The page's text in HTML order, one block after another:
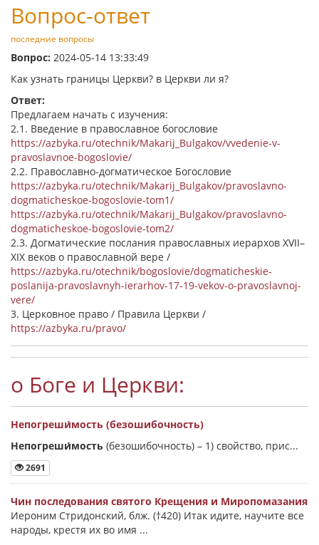
Вопрос-ответ
последние вопросы
Вопрос: 2024-05-14 13:33:49
Как узнать границы Церкви? в Церкви ли я?
Ответ:
Предлагаем начать с изучения:
2.1. Введение в православное богословие
https://azbyka.ru/otechnik/Makarij_Bulgakov/vvedenie-v-
pravoslavnoe-bogoslovie/
2.2. Православно-догматическое Богословие
https://azbyka.ru/otechnik/Makarij_Bulgakov/pravoslavno-
dogmaticheskoe-bogoslovie-tom1/
https://azbyka.ru/otechnik/Makarij_Bulgakov/pravoslavno-
dogmaticheskoe-bogoslovie-tom2/
2.3. Догматические послания православных иерархов XVII–
XIX веков о православной вере /
https://azbyka.ru/otechnik/bogoslovie/dogmaticheskie-
poslanija-pravoslavnyh-ierarhov-17-19-vekov-o-pravoslavnoj-
vere/
3. Церковное право / Правила Церкви /
https://azbyka.ru/pravo/
о Боге и Церкви:
Непогреши́мость (безошибочность)
Непогреши́мость (безошибочность) – 1) свойство, прис...
2691
Чин последования святого Крещения и Миропомазания
Иероним Стридонский, блж. (†420) Итак идите, научите все
народы, крестя их во имя ...